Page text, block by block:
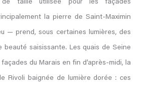
taille utilisée pour les façades
la pierre de Saint-Maximin
— prend, sous certaines lumières, des
beauté saisissante. Les quais de Seine
du Marais en fin d’après-midi, la
Rivoli baignée de lumière dorée : ces